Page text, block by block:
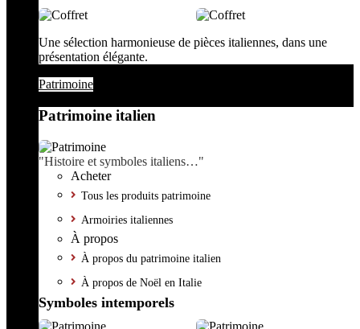
Une sélection harmonieuse de pièces italiennes, dans une
présentation élégante.
Patrimoine
Patrimoine italien
"Histoire et symboles italiens…"
Acheter
Tous les produits patrimoine
Armoiries italiennes
À propos
À propos du patrimoine italien
À propos de Noël en Italie
Symboles intemporels